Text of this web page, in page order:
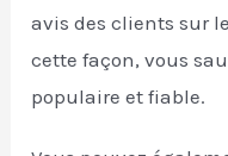
avis des clients sur
cette façon, vous
populaire et fiable.